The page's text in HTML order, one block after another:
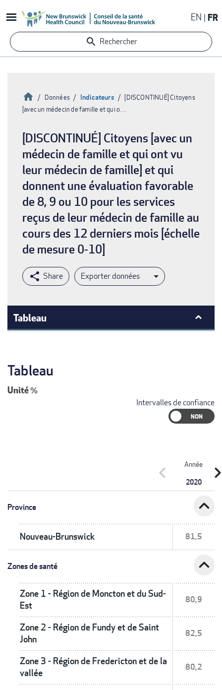
au
contenu
principal
EN FR
Rechercher
Fil
d'Ariane
Accueil
Données Indicateurs
[DISCONTINUÉ] Citoyens
[avec un médecin de famille et qui o…
[DISCONTINUÉ] Citoyens [avec un
médecin de famille et qui ont vu
leur médecin de famille] et qui
donnent une évaluation favorable
de 8, 9 ou 10 pour les services
reçus de leur médecin de famille au
cours des 12 derniers mois [échelle
de mesure 0-10]
Exporter données
Tableau
Tableau
Unité%
Intervalles de confiance
Année
2020
chevron_left
Province expand_less
Nouveau-Brunswick 81,5
Zones de santé expand_less
Zone 1 - Région de Moncton et du Sud-
Est
80,9
Zone 2 - Région de Fundy et de Saint
John
82,5
Zone 3 - Région de Fredericton et de la
vallée
80,2